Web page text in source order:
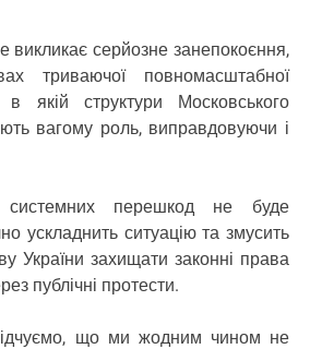
викликає серйозне занепокоєння,
триваючої повномасштабної
в якій структури Московського
вагому роль, виправдовуючи і
перешкод не буде
ускладнить ситуацію та змусить
України захищати законні права
публічні протести.
що ми жодним чином не